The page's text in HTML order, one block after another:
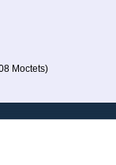
Moctets)